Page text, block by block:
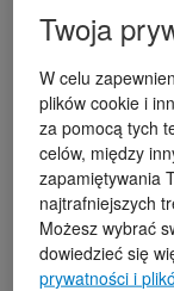
Twoja
W celu
plików cookie i
za pomocą tych
celów, między
zapamiętywania
najtrafniejszych
Możesz wybrać
dowiedzieć się
prywatności i